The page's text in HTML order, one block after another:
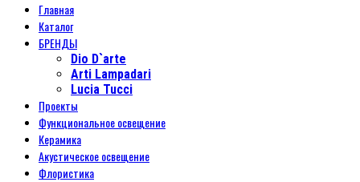
Главная
Каталог
БРЕНДЫ
Dio D`arte
Arti Lampadari
Lucia Tucci
Проекты
Функциональное освещение
Керамика
Акустическое освещение
Флористика